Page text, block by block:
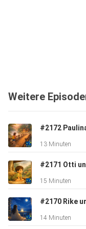
Weitere
13 Minuten
#2171 Otti
15 Minuten
#2170 Rike
14 Minuten